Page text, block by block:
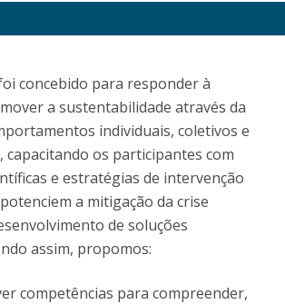
concebido para responder à
a sustentabilidade através da
individuais, coletivos e
capacitando os participantes com
e estratégias de intervenção
a mitigação da crise
de soluções
assim, propomos:
competências para compreender,